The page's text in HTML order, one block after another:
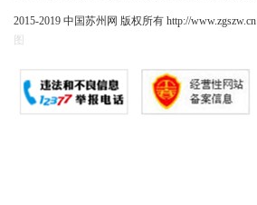
2015-2019 中国苏州网 版权所有 http://www.zgszw.cn
图